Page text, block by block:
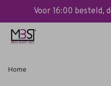
Voor 16:00 besteld,
Home